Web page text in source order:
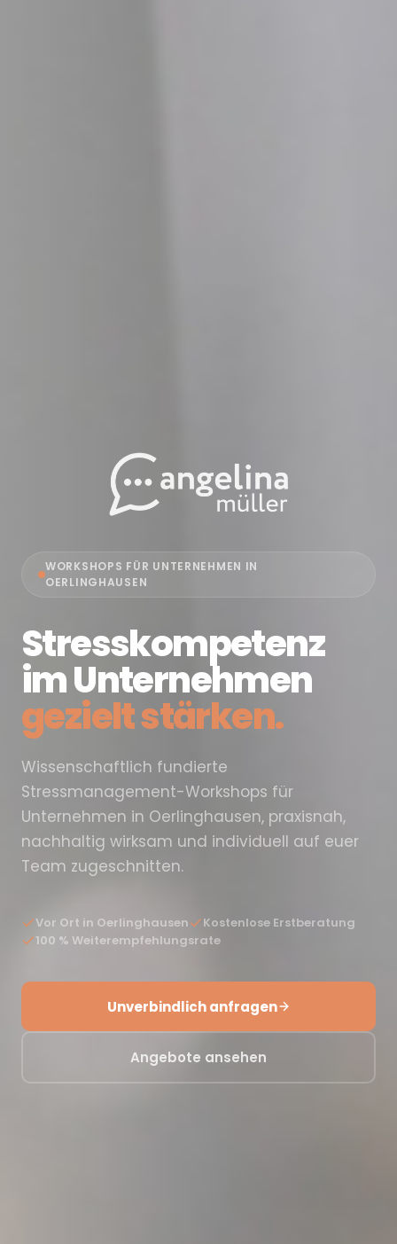
WORKSHOPS FÜR UNTERNEHMEN IN
OERLINGHAUSEN
Stresskompetenz
im Unternehmen
gezielt stärken.
Wissenschaftlich fundierte
Stressmanagement-Workshops für
Unternehmen in Oerlinghausen, praxisnah,
nachhaltig wirksam und individuell auf euer
Team zugeschnitten.
Vor Ort in Oerlinghausen
Kostenlose Erstberatung
100 % Weiterempfehlungsrate
Unverbindlich anfragen
Angebote ansehen